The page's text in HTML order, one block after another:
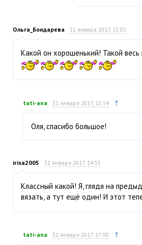
Ольга_Бондарева 31 января 2017, 13:03
Какой он хорошенький! Такой весь
tati-ana 31 января 2017, 13:54 ↑
Оля, спасибо большое!
irisa2005 31 января 2017, 14:55
Классный какой! Я, глядя на
вязать, а тут ещё один! И этот
tati-ana 31 января 2017, 17:00 ↑